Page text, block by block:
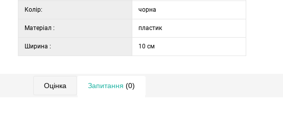
Колір: чорна
Матеріал : пластик
Ширина : 10 см
Оцінка Запитання (0)